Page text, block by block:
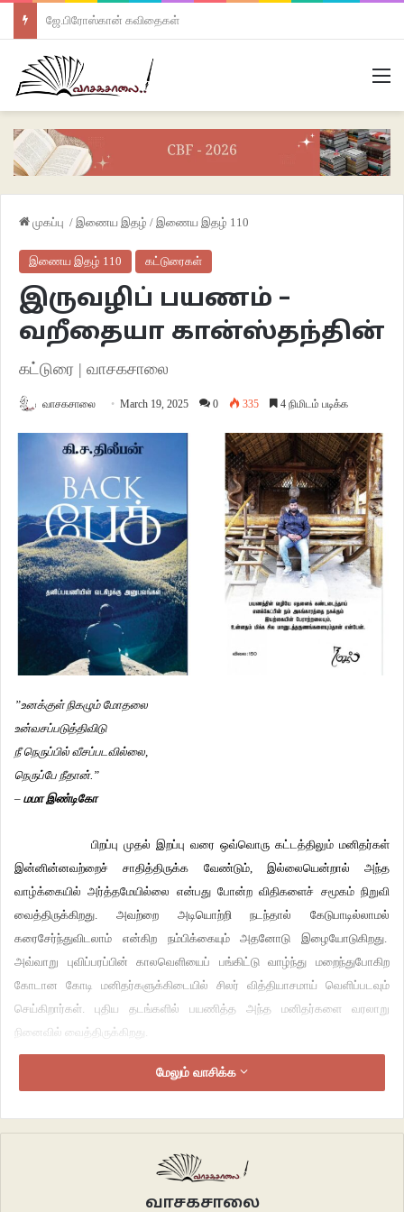
ஜே.பிரோஸ்கான் கவிதைகள்
முகப்பு / இணைய இதழ் / இணைய இதழ் 110
இணைய இதழ் 110 கட்டுரைகள்
இருவழிப் பயணம் –
வறீதையா கான்ஸ்தந்தின்
கட்டுரை | வாசகசாலை
வாசகசாலை March 19, 2025 0 335 4 நிமிடம் படிக்க
”உனக்குள் நிகழும் மோதலை
உன்வசப்படுத்திவிடு
நீ நெருப்பில் வீசப்படவில்லை,
நெருப்பே நீதான்.”
– மமா இண்டிகோ
பிறப்பு முதல் இறப்பு வரை ஒவ்வொரு கட்டத்திலும் மனிதர்கள்
இன்னின்னவற்றைச் சாதித்திருக்க வேண்டும், இல்லையென்றால் அந்த
வாழ்க்கையில் அர்த்தமேயில்லை என்பது போன்ற விதிகளைச் சமூகம் நிறுவி
வைத்திருக்கிறது. அவற்றை அடியொற்றி நடந்தால் கேடுபாடில்லாமல்
கரைசேர்ந்துவிடலாம் என்கிற நம்பிக்கையும் அதனோடு இழையோடுகிறது.
அவ்வாறு புவிப்பரப்பின் காலவெளியைப் பங்கிட்டு வாழ்ந்து மறைந்துபோகிற
கோடான கோடி மனிதர்களுக்கிடையில் சிலர் வித்தியாசமாய் வெளிப்படவும்
செய்கிறார்கள். புதிய தடங்களில் பயணித்த அந்த மனிதர்களை வரலாறு
நினைவில் வைத்திருக்கிறது.
ஒரு சிசு புவியில் பிறந்துவிட்டது என்றால், குறிப்பிட்ட காலத்துக்குள் 36
வாங்கி, வேலைக்குப் போய், திருமணம் செய்துகொண்டு, பிள்ளைகள் பெற்று,
பிறகு அவர்களை வளர்த்து ஆளாக்கி, பெயரன் பெயர்த்தி பார்த்து… ஓர் ஆணின்
மேலும் வாசிக்க
வாசகசாலை